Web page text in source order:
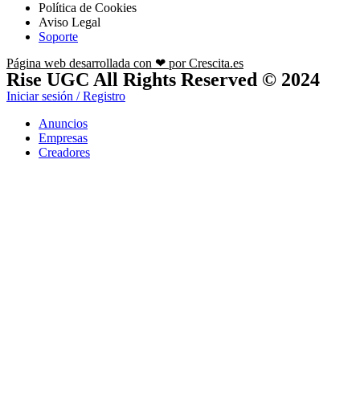
Política de Cookies
Aviso Legal
Soporte
Página web desarrollada con ❤ por Crescita.es
Rise UGC All Rights Reserved © 2024
Iniciar sesión / Registro
Anuncios
Empresas
Creadores